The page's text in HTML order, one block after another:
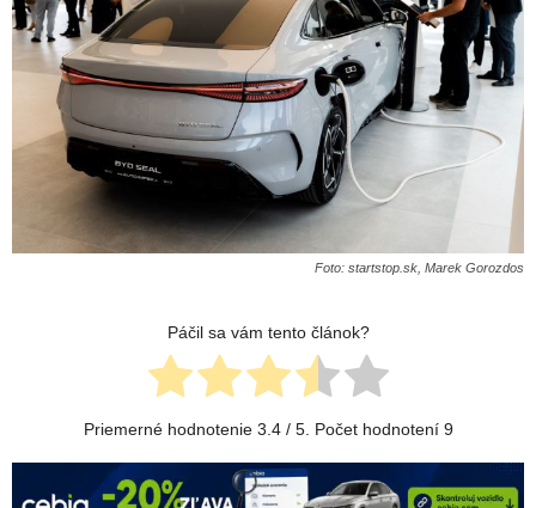
Foto: startstop.sk, Marek Gorozdos
Páčil sa vám tento článok?
Priemerné hodnotenie 3.4/ 5. Počet hodnotení 9